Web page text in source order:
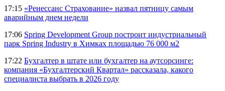
17:15 «Ренессанс Страхование» назвал пятницу самым
аварийным днем недели
17:06 Spring Development Group построит индустриальный
парк Spring Industry в Химках площадью 76 000 м2
17:22 Бухгалтер в штате или бухгалтер на аутсорсинге:
компания «Бухгалтерский Квартал» рассказала, какого
специалиста выбрать в 2026 году